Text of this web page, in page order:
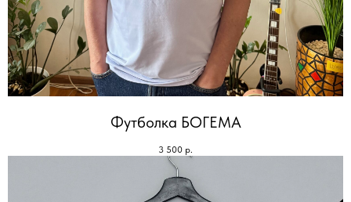
Футболка БОГЕМА
3 500 р.